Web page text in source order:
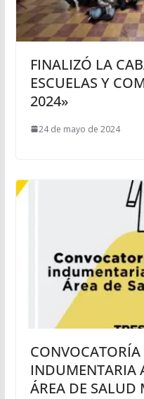
FINALIZÓ LA
ESCUELAS Y
2024»
24 de mayo de 2024
CONVOCATORÍA
INDUMENTARIA
ÁREA DE SALUD